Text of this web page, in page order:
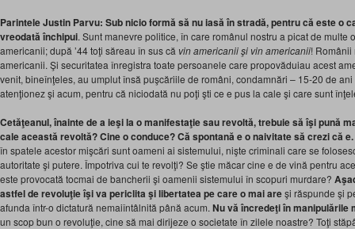
Parintele Justin Parvu: Sub nicio formă să nu iasă în stradă, pentru că este o
vreodată închipui. Sunt manevre politice, în care românul nostru a picat de multe
americanii; după ’44 toţi săreau în sus că vin americanii şi vin americanii! Românii
americanii. Şi securitatea înregistra toate persoanele care propovăduiau acest
venit, bineînţeles, au umplut însă puşcăriile de români, condamnări – 15-20 de
atenţionez şi acum, pentru că niciodată nu poţi şti ce e pus la cale şi care sunt
Cetăţeanul, înainte de a ieşi la o manifestaţie sau revoltă, trebuie să îşi pună
cale această revoltă? Cine o conduce? Că spontană e o naivitate să crezi că e.
în spatele acestor mişcări sunt oameni ai sistemului, nişte criminali care se
autoritate şi putere. Împotriva cui te revolţi? Se ştie măcar cine e de vină pentru
este provocată tocmai de bancherii şi oamenii sistemului în scopuri murdare?
astfel de revoluţie îşi va periclita şi libertatea pe care o mai areşi răspunde şi
afunda într-o dictatură nemaiîntâlnită până acum. Nu vă încredeţi în manipulările
un scop bun o revoluţie, cine să mai dirijeze o societate în zilele noastre? Toţi